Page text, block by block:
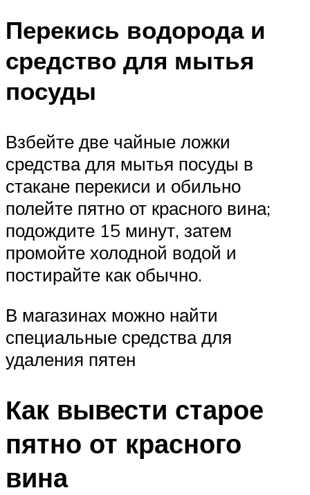
Перекись водорода и
средство для мытья
посуды
Взбейте две чайные ложки
средства для мытья посуды в
стакане перекиси и обильно
полейте пятно от красного вина;
подождите 15 минут, затем
промойте холодной водой и
постирайте как обычно.
В магазинах можно найти
специальные средства для
удаления пятен
Как вывести старое
пятно от красного
вина